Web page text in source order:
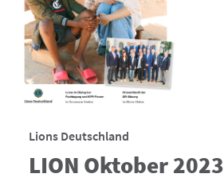
Lions Deutschland
LION Oktober 2023